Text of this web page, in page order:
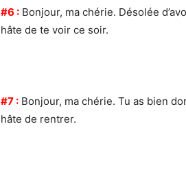
#6 : Bonjour, ma chérie. Désolée
hâte de te voir ce soir.
#7 : Bonjour, ma chérie. Tu as bien
hâte de rentrer.